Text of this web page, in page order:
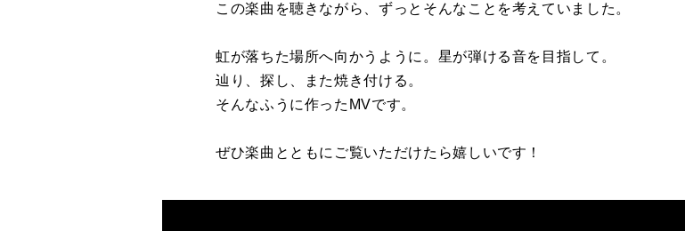
この楽曲を聴きながら、ずっとそんなことを考えていました。
虹が落ちた場所へ向かうように。星が弾ける音を目指して。
辿り、探し、また焼き付ける。
そんなふうに作ったMVです。
ぜひ楽曲とともにご覧いただけたら嬉しいです！